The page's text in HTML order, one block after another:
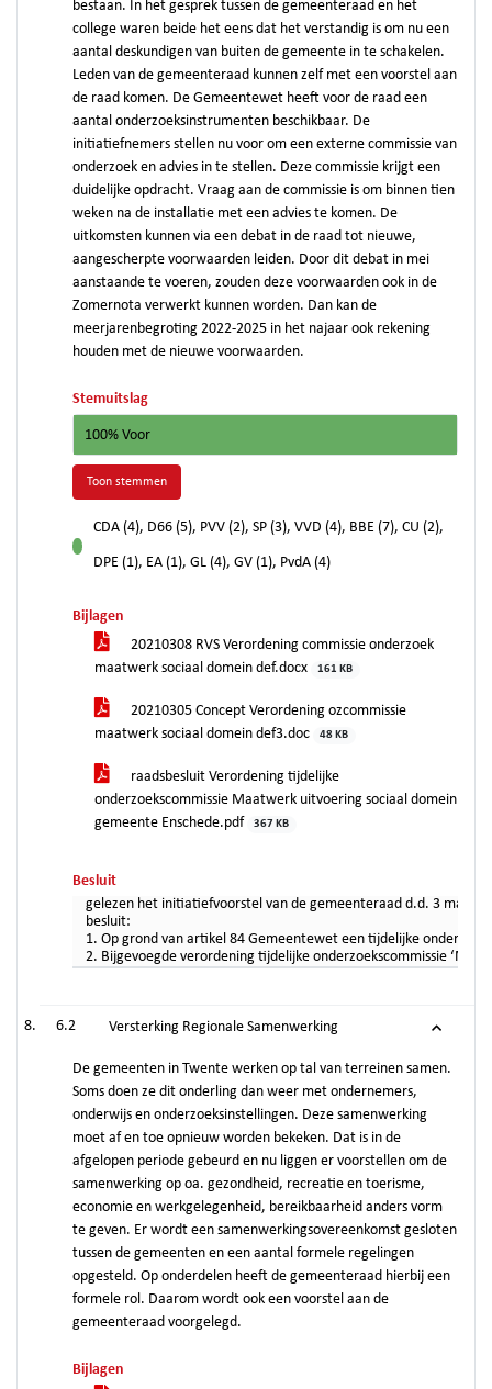
bestaan. In het gesprek tussen de gemeenteraad en het
college waren beide het eens dat het verstandig is om nu een
aantal deskundigen van buiten de gemeente in te schakelen.
Leden van de gemeenteraad kunnen zelf met een voorstel aan
de raad komen. De Gemeentewet heeft voor de raad een
aantal onderzoeksinstrumenten beschikbaar. De
initiatiefnemers stellen nu voor om een externe commissie van
onderzoek en advies in te stellen. Deze commissie krijgt een
duidelijke opdracht. Vraag aan de commissie is om binnen tien
weken na de installatie met een advies te komen. De
uitkomsten kunnen via een debat in de raad tot nieuwe,
aangescherpte voorwaarden leiden. Door dit debat in mei
aanstaande te voeren, zouden deze voorwaarden ook in de
Zomernota verwerkt kunnen worden. Dan kan de
meerjarenbegroting 2022-2025 in het najaar ook rekening
houden met de nieuwe voorwaarden.
Stemuitslag
100% Voor
Toon stemmen
voor
CDA (4), D66 (5), PVV (2), SP (3), VVD (4), BBE (7), CU (2),
DPE (1), EA (1), GL (4), GV (1), PvdA (4)
Bijlagen
20210308 RVS Verordening commissie onderzoek
maatwerk sociaal domein def.docx
161 KB
20210305 Concept Verordening ozcommissie
maatwerk sociaal domein def3.doc
48 KB
raadsbesluit Verordening tijdelijke
onderzoekscommissie Maatwerk uitvoering sociaal domein
gemeente Enschede.pdf
367 KB
Besluit
gelezen het initiatiefvoorstel van de gemeenteraad d.d. 3 maart
besluit:
1. Op grond van artikel 84 Gemeentewet een tijdelijke
2. Bijgevoegde verordening tijdelijke onderzoekscommissie
6.2 Versterking Regionale Samenwerking
De gemeenten in Twente werken op tal van terreinen samen.
Soms doen ze dit onderling dan weer met ondernemers,
onderwijs en onderzoeksinstellingen. Deze samenwerking
moet af en toe opnieuw worden bekeken. Dat is in de
afgelopen periode gebeurd en nu liggen er voorstellen om de
samenwerking op oa. gezondheid, recreatie en toerisme,
economie en werkgelegenheid, bereikbaarheid anders vorm
te geven. Er wordt een samenwerkingsovereenkomst gesloten
tussen de gemeenten en een aantal formele regelingen
opgesteld. Op onderdelen heeft de gemeenteraad hierbij een
formele rol. Daarom wordt ook een voorstel aan de
gemeenteraad voorgelegd.
Bijlagen